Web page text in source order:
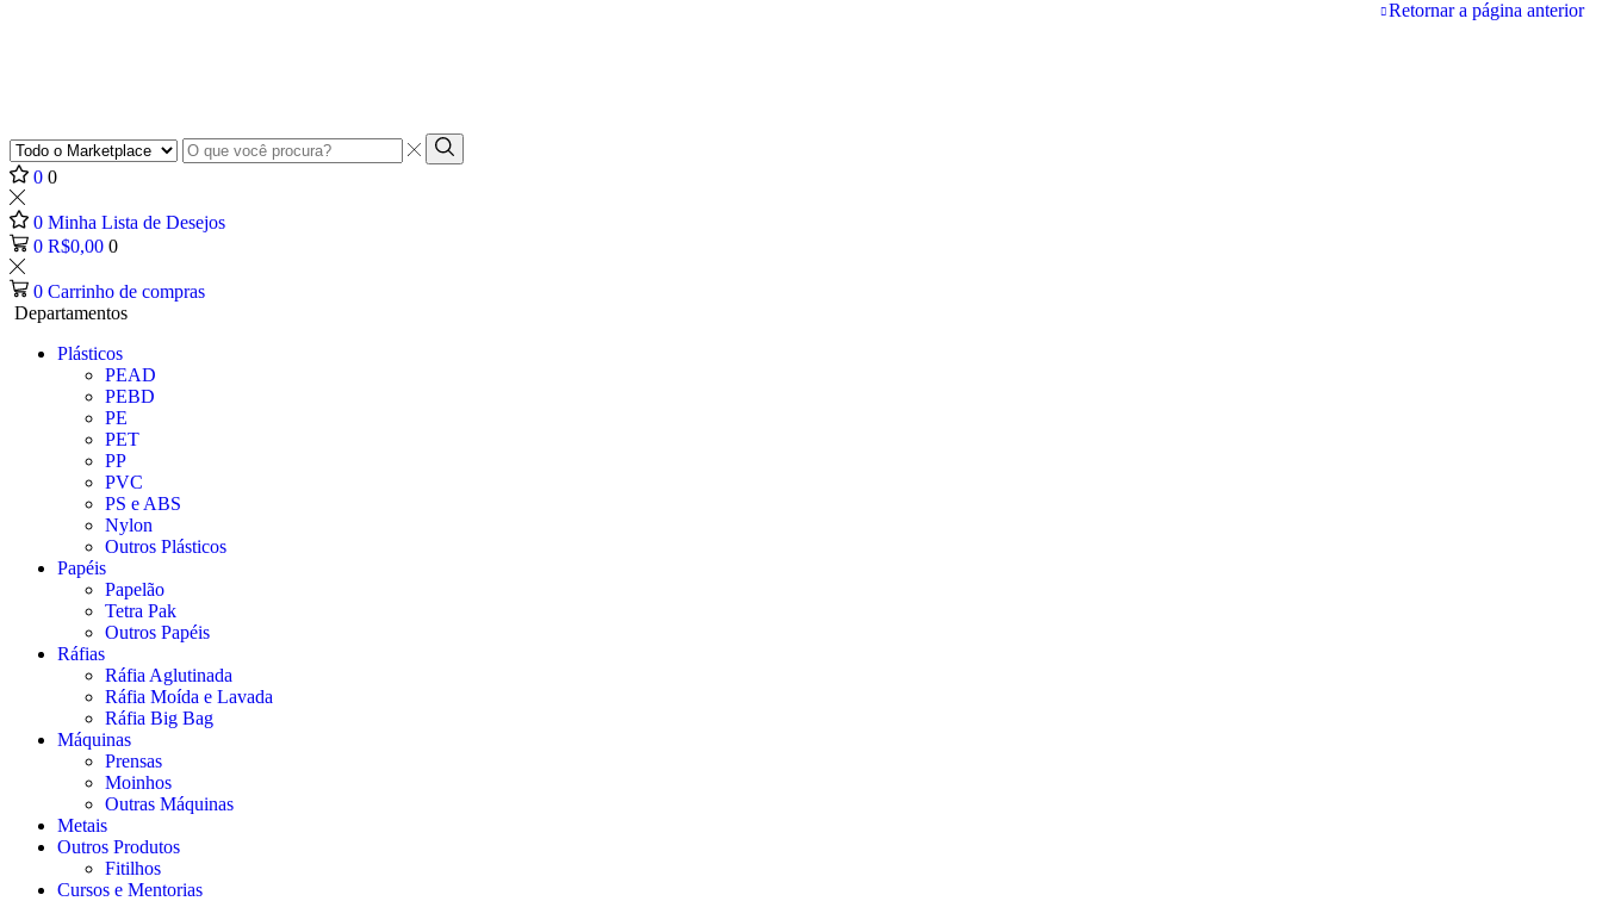
Entrada
de
Procurar
0 0
0 Minha Lista de Desejos
0 R$0,00 0
0 Carrinho de compras
Departamentos
Plásticos
PEAD
PEBD
PE
PET
PP
PVC
PS e ABS
Nylon
Outros Plásticos
Papéis
Papelão
Tetra Pak
Outros Papéis
Ráfias
Ráfia Aglutinada
Ráfia Moída e Lavada
Ráfia Big Bag
Máquinas
Prensas
Moinhos
Outras Máquinas
Metais
Outros Produtos
Fitilhos
Cursos e Mentorias
Retornar a página anterior